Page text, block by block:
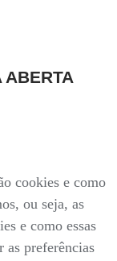
ABERTA
cookies e como
ou seja, as
e como essas
as preferências